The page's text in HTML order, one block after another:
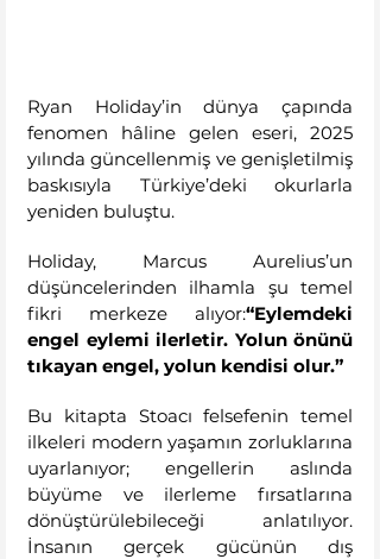
Ryan Holiday’in dünya çapında
fenomen hâline gelen eseri, 2025
yılında güncellenmiş ve genişletilmiş
baskısıyla Türkiye’deki okurlarla
yeniden buluştu.
Holiday, Marcus Aurelius’un
düşüncelerinden ilhamla şu temel
fikri merkeze alıyor:“Eylemdeki
engel eylemi ilerletir. Yolun önünü
tıkayan engel, yolun kendisi olur.”
Bu kitapta Stoacı felsefenin temel
ilkeleri modern yaşamın zorluklarına
uyarlanıyor; engellerin aslında
büyüme ve ilerleme fırsatlarına
dönüştürülebileceği anlatılıyor.
İnsanın gerçek gücünün dış